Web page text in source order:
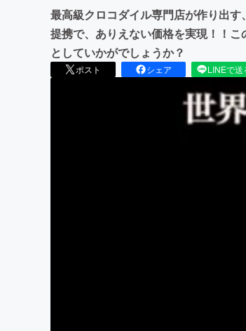
最高級クロコダイル専門店が作り出
提携で、ありえない価格を実現！！
としていかがでしょうか？
ポスト シェア LINEで送